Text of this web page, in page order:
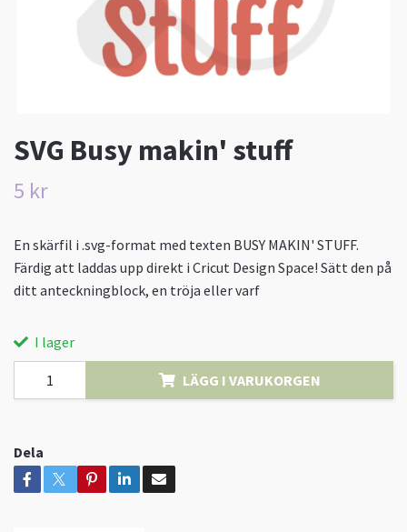
SVG Busy makin' stuff
5 kr
En skärfil i .svg-format med texten BUSY MAKIN' STUFF.
Färdig att laddas upp direkt i Cricut Design Space! Sätt den på
ditt anteckningblock, en tröja eller varf
I lager
LÄGG I VARUKORGEN
Dela